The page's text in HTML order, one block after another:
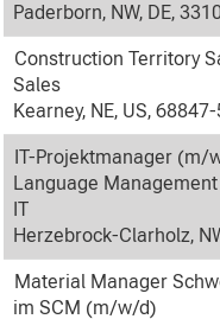
Paderborn, NW, DE,
Construction Territory
Sales
Kearney, NE, US,
IT-Projektmanager (m/
Language
IT
Herzebrock-Clarholz,
Material Manager
im SCM (m/w/d)